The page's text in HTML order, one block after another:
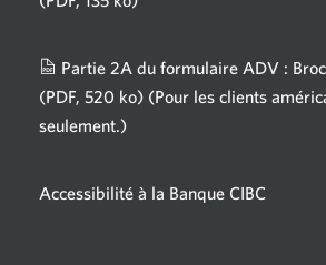
fenêtre
s'affichera.
Partie 2A du formulaire ADV :
(PDF, 520 ko) (Pour les clients
seulement.)
fenêtre
Accessibilité à la Banque CIBC